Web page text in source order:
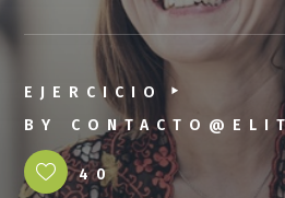
EJERCICIO
BY
40